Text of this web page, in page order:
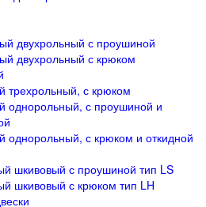
двухрольный с проушиной
двухрольный с крюком
трехрольный, с крюком
однорольный, с проушиной и
однорольный, с крюком и откидной
шкивовый с проушиной тип LS
шкивовый с крюком тип LH